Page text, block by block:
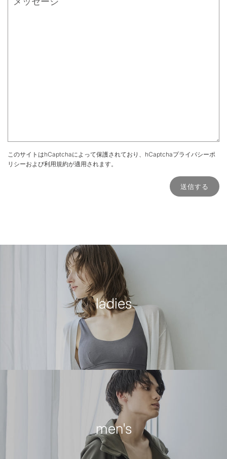
ア
このサイトはhCaptchaによって保護されており、hCaptchaプライバシーポ
リシーおよび利用規約が適用されます。
ladies
men's